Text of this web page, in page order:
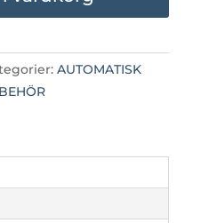
AUTOMATISK